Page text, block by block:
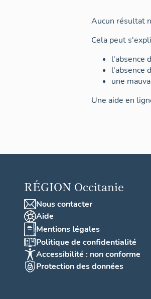
Aucun résultat
Cela peut
l'absence
l'absence
une
Une aide en
RÉGION Occitanie
Nous contacter
Aide
Mentions légales
Politique de confidentialité
Accessibilité : non conforme
Protection des données